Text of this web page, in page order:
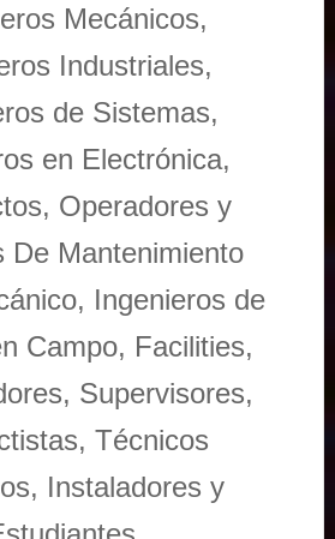
Mecánicos,
Industriales,
de Sistemas,
en Electrónica,
Operadores y
De Mantenimiento
Ingenieros de
Campo, Facilities,
Supervisores,
Técnicos
Instaladores y